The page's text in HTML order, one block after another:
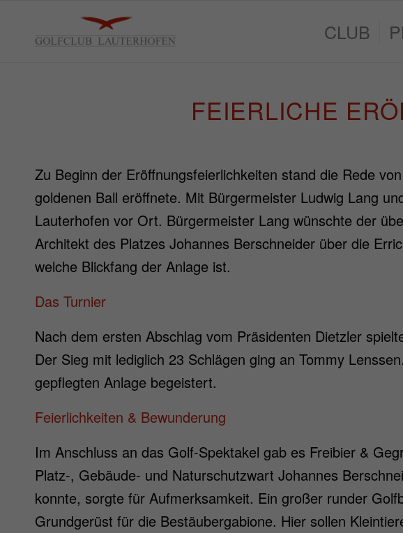
CLUB
FEIERLICHE
Zu Beginn der Eröffnungsfeierlichkeiten stand die Rede
goldenen Ball eröffnete. Mit Bürgermeister Ludwig Lang
Lauterhofen vor Ort. Bürgermeister Lang wünschte der
Architekt des Platzes Johannes Berschneider über die
welche Blickfang der Anlage ist.
Das Turnier
Nach dem ersten Abschlag vom Präsidenten Dietzler
Der Sieg mit lediglich 23 Schlägen ging an Tommy
gepflegten Anlage begeistert.
Feierlichkeiten & Bewunderung
Im Anschluss an das Golf-Spektakel gab es Freibier &
Platz-, Gebäude- und Naturschutzwart Johannes
konnte, sorgte für Aufmerksamkeit. Ein großer runder
Grundgerüst für die Bestäubergabione. Hier sollen